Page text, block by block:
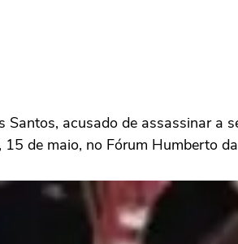
Santos, acusado de assassinar a
de maio, no Fórum Humberto